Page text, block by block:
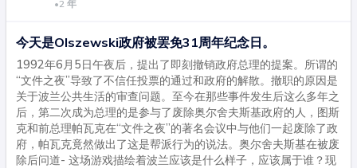
•2 年
今天是Olszewski政府被罢免31周年纪念日。
1992年6月5日午夜后，提出了即刻撤销政府总理的提案。所谓的
“文件之夜”导致了不信任投票的通过和政府的解散。撤职的原因是
关于波兰公共生活的审查问题。至今在那些事件发生后这么多年之
后，第二次成为总理的是参与了废除奥尔舍夫斯基政府的人，图斯
克和前总理帕瓦克在“文件之夜”的著名会议中与他们一起废除了政
府，帕瓦克竟然做出了这是帮派行为的说法。奥尔舍夫斯基在被废
除后问道- 这场游戏描绘着波兰应该是什么样子，应该属于谁？现